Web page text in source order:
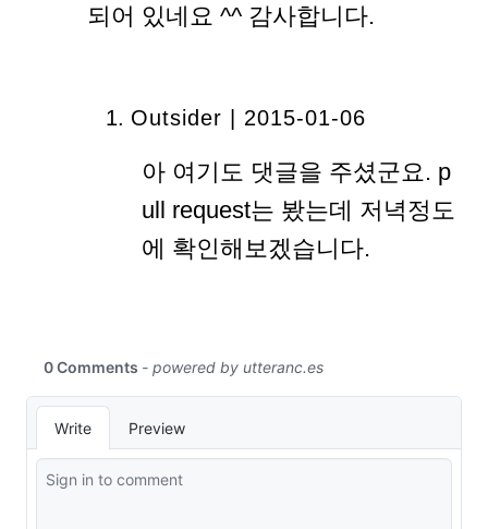
되어 있네요 ^^ 감사합니다.
Outsider | 2015-01-06
아 여기도 댓글을 주셨군요. p
ull request는 봤는데 저녁정도
에 확인해보겠습니다.